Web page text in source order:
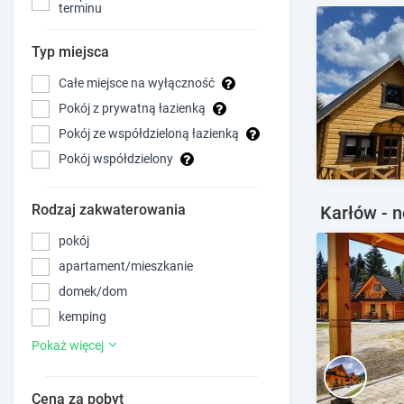
terminu
Typ miejsca
Całe miejsce na wyłączność
Pokój z prywatną łazienką
Pokój ze współdzieloną łazienką
Pokój współdzielony
Rodzaj zakwaterowania
pokój
apartament/mieszkanie
domek/dom
kemping
Pokaż więcej
Cena za pobyt
Karłów -